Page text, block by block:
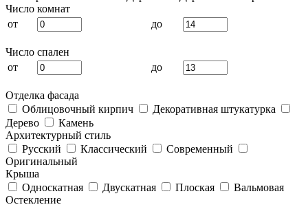
Число комнат
от
до
Число спален
от
до
Отделка фасада
Облицовочный кирпич
Декоративная штукатурка
Дерево
Камень
Архитектурный стиль
Русский
Классический
Современный
Оригинальный
Крыша
Односкатная
Двускатная Плоская
Вальмовая
Остекление